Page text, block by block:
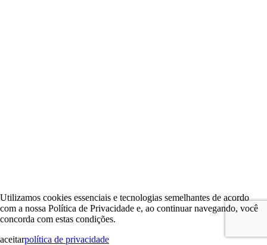
Utilizamos cookies essenciais e tecnologias semelhantes de acordo
com a nossa Política de Privacidade e, ao continuar navegando, você
concorda com estas condições.
aceitarpolítica de privacidade